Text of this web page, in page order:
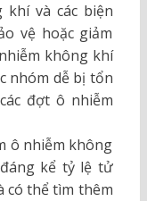
và các biện
vệ hoặc giảm
không khí
nhóm dễ bị tổn
đợt ô nhiễm
ô nhiễm không
kể tỷ lệ tử
có thể tìm thêm